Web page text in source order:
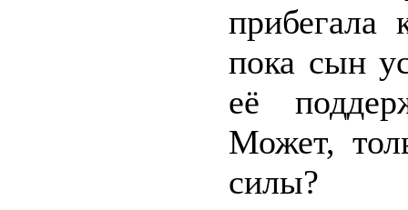
прибегала
пока сын
её
Может,
силы?